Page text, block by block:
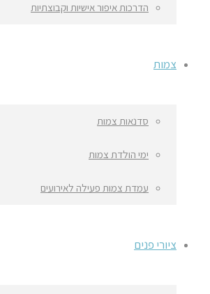
הדרכות איפור אישיות וקבוצתיות
צמות
סדנאות צמות
ימי הולדת צמות
עמדת צמות פעילה לאירועים
ציורי פנים